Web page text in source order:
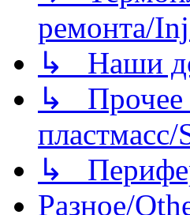
ремонта/
↳ Наши
↳ Прочее
↳
Разное/